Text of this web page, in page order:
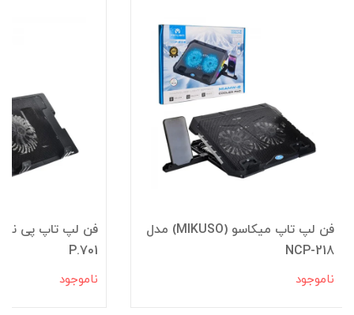
فن لپ تاپ میکاسو (MIKUSO) مدل
NCP-218
ناموجود
P.701
ناموجود